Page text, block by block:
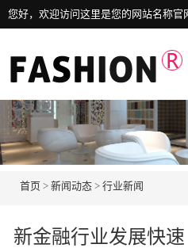
您好，欢迎访问这里是您的网站名称官
首页 > 新闻动态 > 行业新闻
新金融行业发展快